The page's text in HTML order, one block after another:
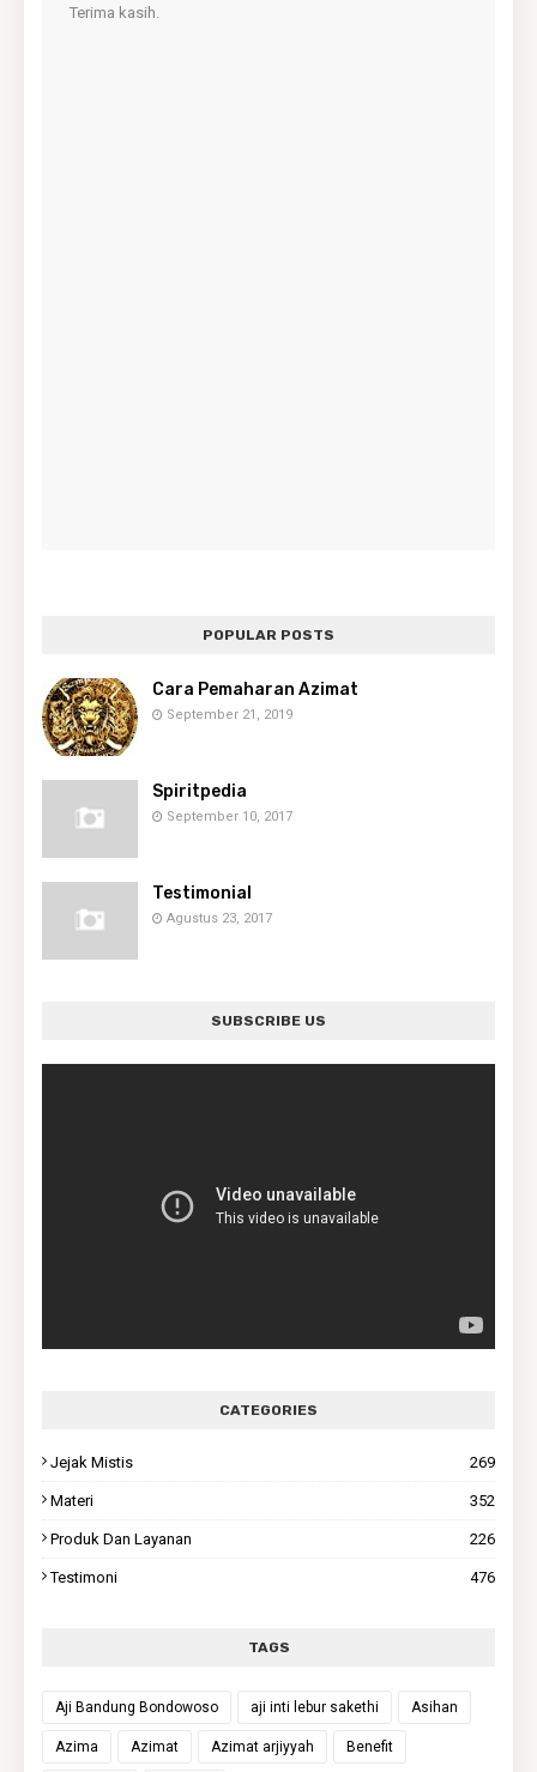
Terima kasih.
POPULAR POSTS
Cara Pemaharan Azimat
September 21, 2019
Spiritpedia
September 10, 2017
Testimonial
Agustus 23, 2017
SUBSCRIBE US
CATEGORIES
Jejak Mistis 269
Materi 352
Produk Dan Layanan 226
Testimoni 476
TAGS
Aji Bandung Bondowoso aji inti lebur sakethi Asihan
Azima Azimat Azimat arjiyyah Benefit